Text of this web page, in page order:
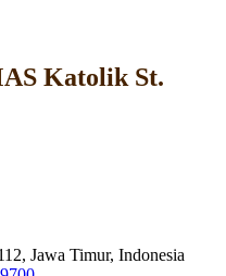
Katolik St.
Jawa Timur, Indonesia